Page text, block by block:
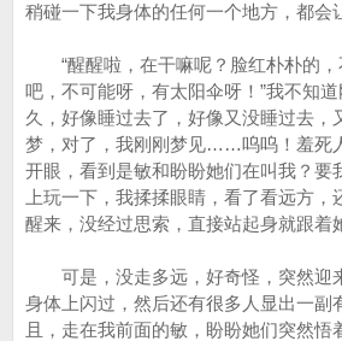
稍碰一下我身体的任何一个地方，都会
“醒醒啦，在干嘛呢？脸红朴朴的，
吧，不可能呀，有太阳伞呀！”我不知
久，好像睡过去了，好像又没睡过去，
梦，对了，我刚刚梦见……呜呜！羞死
开眼，看到是敏和盼盼她们在叫我？要
上玩一下，我揉揉眼睛，看了看远方，
醒来，没经过思索，直接站起身就跟着
可是，没走多远，好奇怪，突然迎
身体上闪过，然后还有很多人显出一副
且，走在我前面的敏，盼盼她们突然悟